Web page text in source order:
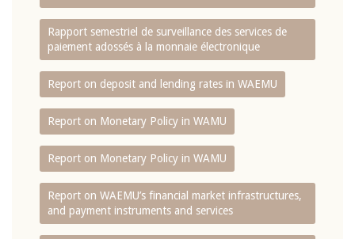
Rapport semestriel de surveillance des services de
paiement adossés à la monnaie électronique
Report on deposit and lending rates in WAEMU
Report on Monetary Policy in WAMU
Report on Monetary Policy in WAMU
Report on WAEMU’s financial market infrastructures,
and payment instruments and services